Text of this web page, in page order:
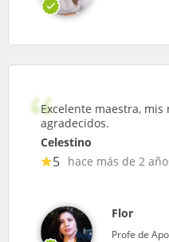
Excelente maestra,
agradecidos.
Celestino
5 hace más de 2
Flor
Profe de